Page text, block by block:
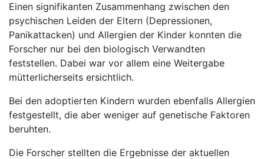
Einen signifikanten Zusammenhang zwischen den
psychischen Leiden der Eltern (Depressionen,
Panikattacken) und Allergien der Kinder konnten die
Forscher nur bei den biologisch Verwandten
feststellen. Dabei war vor allem eine Weitergabe
mütterlicherseits ersichtlich.
Bei den adoptierten Kindern wurden ebenfalls Allergien
festgestellt, die aber weniger auf genetische Faktoren
beruhten.
Die Forscher stellten die Ergebnisse der aktuellen